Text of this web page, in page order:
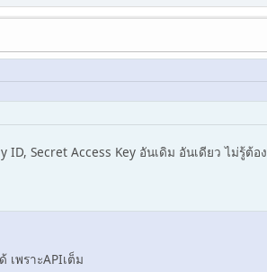
Secret Access Key อันเดิม อันเดียว ไม่รู้ต้อง
พราะAPIเต็ม